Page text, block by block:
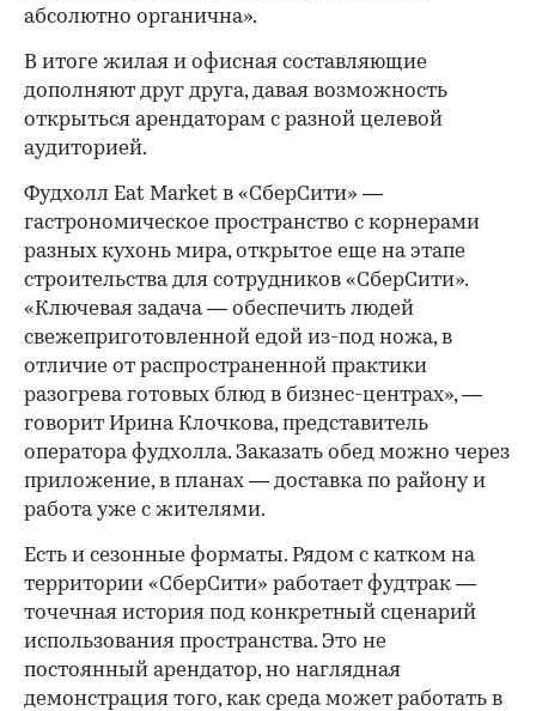
абсолютно органична».
В итоге жилая и офисная составляющие
дополняют друг друга, давая возможность
открыться арендаторам с разной целевой
аудиторией.
Фудхолл Eat Market в «СберСити» —
гастрономическое пространство с корнерами
разных кухонь мира, открытое еще на этапе
строительства для сотрудников «СберСити».
«Ключевая задача — обеспечить людей
свежеприготовленной едой из-под ножа, в
отличие от распространенной практики
разогрева готовых блюд в бизнес-центрах», —
говорит Ирина Клочкова, представитель
оператора фудхолла. Заказать обед можно через
приложение, в планах — доставка по району и
работа уже с жителями.
Есть и сезонные форматы. Рядом с катком на
территории «СберСити» работает фудтрак —
точечная история под конкретный сценарий
использования пространства. Это не
постоянный арендатор, но наглядная
демонстрация того, как среда может работать в